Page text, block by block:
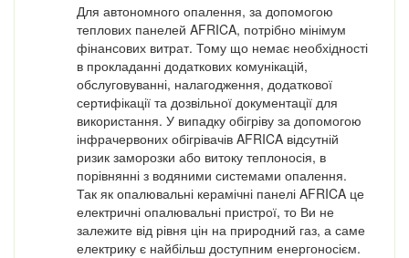
Для автономного опалення, за допомогою
теплових панелей AFRICA, потрібно мінімум
фінансових витрат. Тому що немає необхідності
в прокладанні додаткових комунікацій,
обслуговуванні, налагодження, додаткової
сертифікації та дозвільної документації для
використання. У випадку обігріву за допомогою
інфрачервоних обігрівачів AFRICA відсутній
ризик заморозки або витоку теплоносія, в
порівнянні з водяними системами опалення.
Так як опалювальні керамічні панелі AFRICA це
електричні опалювальні пристрої, то Ви не
залежите від рівня цін на природний газ, а саме
електрику є найбільш доступним енергоносієм.